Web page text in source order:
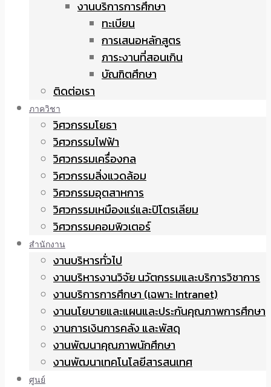
งานบริการการศึกษา
ทะเบียน
การเสนอหลักสูตร
ภาระงานที่สอนเกิน
บัณฑิตศึกษา
ติดต่อเรา
ภาควิชา
วิศวกรรมโยธา
วิศวกรรมไฟฟ้า
วิศวกรรมเครื่องกล
วิศวกรรมสิ่งแวดล้อม
วิศวกรรมอุตสาหการ
วิศวกรรมเหมืองแร่และปิโตรเลียม
วิศวกรรมคอมพิวเตอร์
สำนักงาน
งานบริหารทั่วไป
งานบริหารงานวิจัย นวัตกรรมและบริการวิชาการ
งานบริการการศึกษา (เฉพาะ Intranet)
งานนโยบายและแผนและประกันคุณภาพการศึกษา
งานการเงินการคลัง และพัสดุ
งานพัฒนาคุณภาพนักศึกษา
งานพัฒนาเทคโนโลยีสารสนเทศ
ศูนย์